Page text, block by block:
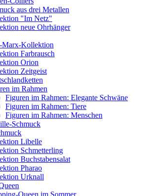
aus drei Metallen
"Im Netz"
neue Ohrhänger
Marx-Kollektion
Farbrausch
Orion
Zeitgeist
im Rahmen
Figuren im Rahmen: Elegante Schwäne
Figuren im Rahmen: Tiere
Figuren im Rahmen: Menschen
Schmuck
Libelle
Schmetterling
Buchstabensalat
Pharao
Urknall
Queen im Sommer